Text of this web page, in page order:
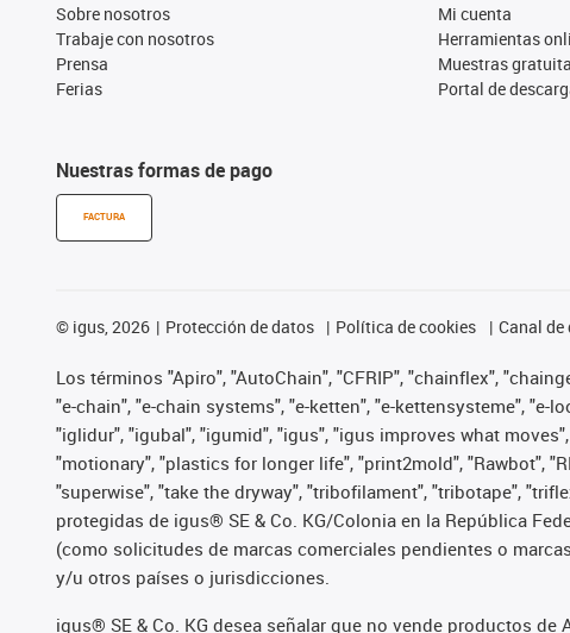
Sobre nosotros
Trabaje con nosotros
Prensa
Ferias
Nuestras formas de pago
FACTURA
Mi cuenta
Herramientas
Muestras
Portal de
© igus, 2026 Protección de datos Política de cookies Canal de
Los términos "Apiro", "AutoChain", "CFRIP", "chainflex",
"e-chain", "e-chain systems", "e-ketten", "e-kettensysteme", "e-
"iglidur", "igubal", "igumid", "igus", "igus improves what
"motionary", "plastics for longer life", "print2mold", "Rawbot",
"superwise", "take the dryway", "tribofilament", "tribotape",
protegidas de igus® SE & Co. KG/Colonia en la República
(como solicitudes de marcas comerciales pendientes o
y/u otros países o jurisdicciones.
igus® SE & Co. KG desea señalar que no vende productos de